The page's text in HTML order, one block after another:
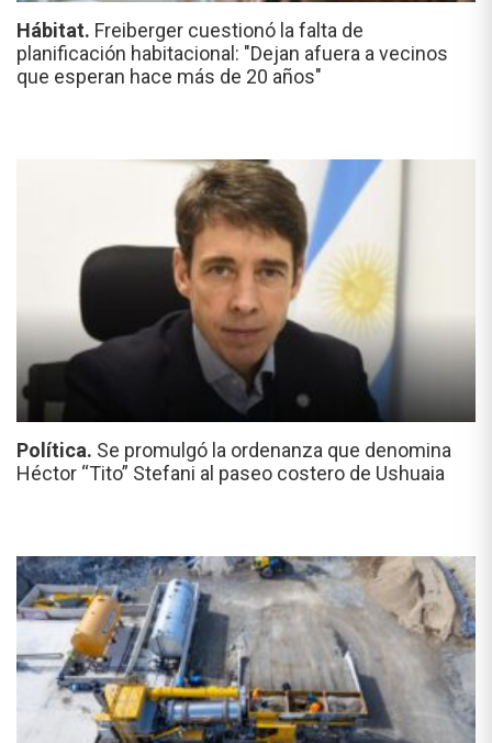
Hábitat. Freiberger cuestionó la falta de
planificación habitacional: "Dejan afuera a vecinos
que esperan hace más de 20 años"
Política. Se promulgó la ordenanza que denomina
Héctor “Tito” Stefani al paseo costero de Ushuaia